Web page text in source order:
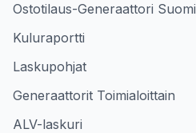
Ostotilaus-Generaattori Suomi
Kuluraportti
Laskupohjat
Generaattorit Toimialoittain
ALV-laskuri